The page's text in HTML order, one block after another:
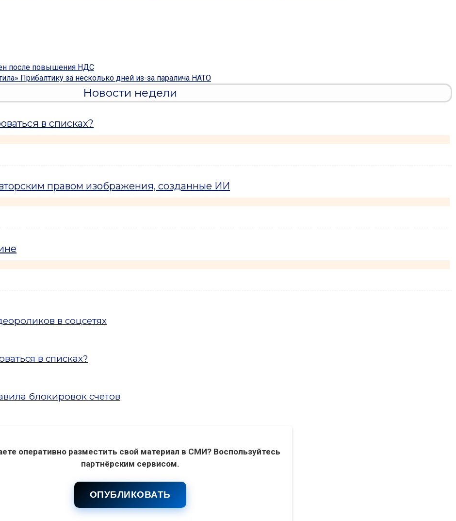
после повышения НДС
Прибалтику за несколько дней из-за паралича НАТО
Новости недели
в списках?
правом изображения, созданные ИИ
в соцсетях
в списках?
блокировок счетов
оперативно разместить свой материал в СМИ? Воспользуйтесь
партнёрским сервисом.
ОПУБЛИКОВАТЬ